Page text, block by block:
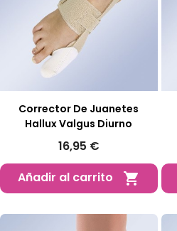
Corrector De Juanetes
Hallux Valgus Diurno
16,95 €
Añadir al carrito
